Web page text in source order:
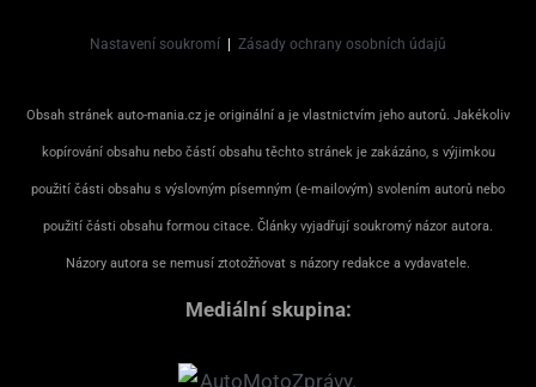
Nastavení soukromí | Zásady ochrany osobních údajů
Obsah stránek auto-mania.cz je originální a je vlastnictvím jeho autorů. Jakékoliv
kopírování obsahu nebo částí obsahu těchto stránek je zakázáno, s výjimkou
použití části obsahu s výslovným písemným (e-mailovým) svolením autorů nebo
použití části obsahu formou citace. Články vyjadřují soukromý názor autora.
Názory autora se nemusí ztotožňovat s názory redakce a vydavatele.
Mediální skupina: